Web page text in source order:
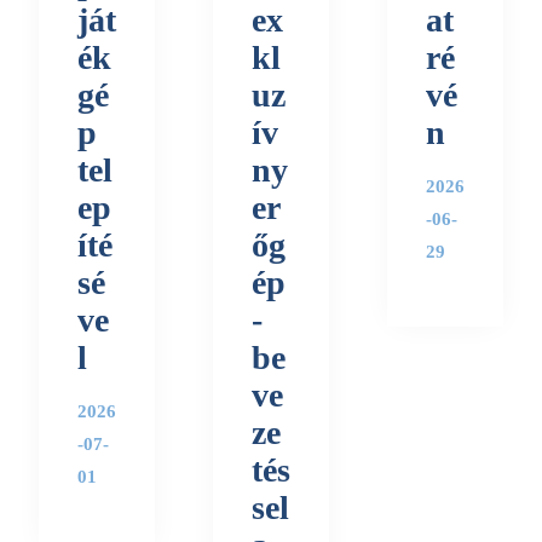
ját
ék
gé
p
tel
ep
íté
sé
ve
l
2026
-07-
01
ex
kl
uz
ív
ny
er
őg
ép
-
be
ve
ze
tés
sel
at
ré
vé
n
2026
-06-
29